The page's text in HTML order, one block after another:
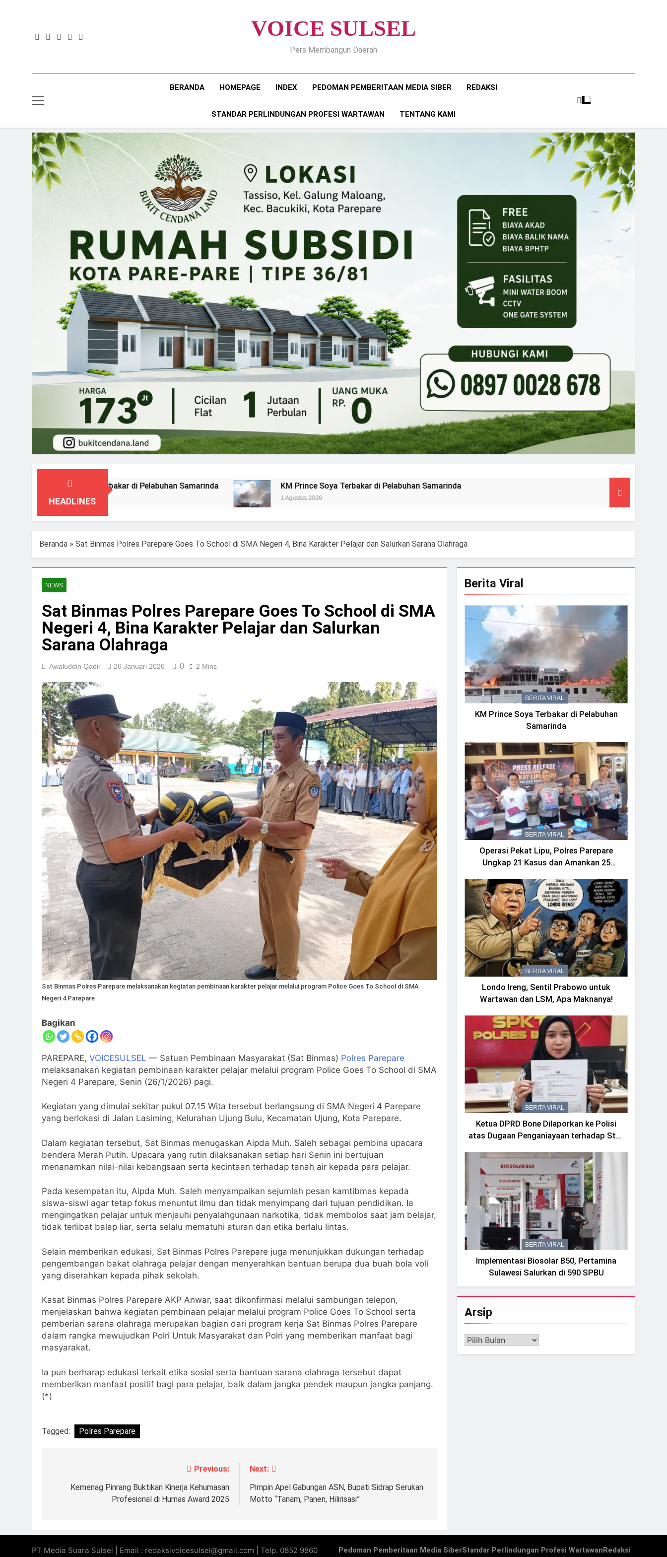
VOICE SULSEL
Pers Membangun Daerah
BERANDA HOMEPAGE INDEX PEDOMAN PEMBERITAAN MEDIA SIBER REDAKSI
STANDAR PERLINDUNGAN PROFESI WARTAWAN TENTANG KAMI
HEADLINES
KM Prince Soya Terbakar di Pelabuhan Samarinda KM Prince Soya Terbakar di Pelabuhan Samarinda
1 Agustus 2026
Beranda » Sat Binmas Polres Parepare Goes To School di SMA Negeri 4, Bina Karakter Pelajar dan Salurkan Sarana Olahraga
NEWS
Sat Binmas Polres Parepare Goes To School di SMA
Negeri 4, Bina Karakter Pelajar dan Salurkan
Sarana Olahraga
Awaluddin Qadir 26 Januari 2026 0 2 Mins
Sat Binmas Polres Parepare melaksanakan kegiatan pembinaan karakter pelajar melalui program Police Goes To School di SMA
Negeri 4 Parepare
Bagikan
PAREPARE, VOICESULSEL — Satuan Pembinaan Masyarakat (Sat Binmas) Polres Parepare
melaksanakan kegiatan pembinaan karakter pelajar melalui program Police Goes To School di SMA
Negeri 4 Parepare, Senin (26/1/2026) pagi.
Kegiatan yang dimulai sekitar pukul 07.15 Wita tersebut berlangsung di SMA Negeri 4 Parepare
yang berlokasi di Jalan Lasiming, Kelurahan Ujung Bulu, Kecamatan Ujung, Kota Parepare.
Dalam kegiatan tersebut, Sat Binmas menugaskan Aipda Muh. Saleh sebagai pembina upacara
bendera Merah Putih. Upacara yang rutin dilaksanakan setiap hari Senin ini bertujuan
menanamkan nilai-nilai kebangsaan serta kecintaan terhadap tanah air kepada para pelajar.
Pada kesempatan itu, Aipda Muh. Saleh menyampaikan sejumlah pesan kamtibmas kepada
siswa-siswi agar tetap fokus menuntut ilmu dan tidak menyimpang dari tujuan pendidikan. Ia
mengingatkan pelajar untuk menjauhi penyalahgunaan narkotika, tidak membolos saat jam belajar,
tidak terlibat balap liar, serta selalu mematuhi aturan dan etika berlalu lintas.
Selain memberikan edukasi, Sat Binmas Polres Parepare juga menunjukkan dukungan terhadap
pengembangan bakat olahraga pelajar dengan menyerahkan bantuan berupa dua buah bola voli
yang diserahkan kepada pihak sekolah.
Kasat Binmas Polres Parepare AKP Anwar, saat dikonfirmasi melalui sambungan telepon,
menjelaskan bahwa kegiatan pembinaan pelajar melalui program Police Goes To School serta
pemberian sarana olahraga merupakan bagian dari program kerja Sat Binmas Polres Parepare
dalam rangka mewujudkan Polri Untuk Masyarakat dan Polri yang memberikan manfaat bagi
masyarakat.
Ia pun berharap edukasi terkait etika sosial serta bantuan sarana olahraga tersebut dapat
memberikan manfaat positif bagi para pelajar, baik dalam jangka pendek maupun jangka panjang.
(*)
Tagged: Polres Parepare
Previous:
Kemenag Pinrang Buktikan Kinerja Kehumasan
Profesional di Humas Award 2025
Next:
Pimpin Apel Gabungan ASN, Bupati Sidrap Serukan
Motto “Tanam, Panen, Hilirisasi”
Berita Viral
BERITA VIRAL
KM Prince Soya Terbakar di Pelabuhan
Samarinda
BERITA VIRAL
Operasi Pekat Lipu, Polres Parepare
Ungkap 21 Kasus dan Amankan 25
BERITA VIRAL
Londo Ireng, Sentil Prabowo untuk
Wartawan dan LSM, Apa Maknanya!
BERITA VIRAL
Ketua DPRD Bone Dilaporkan ke Polisi
atas Dugaan Penganiayaan terhadap Staf
BERITA VIRAL
Implementasi Biosolar B50, Pertamina
Sulawesi Salurkan di 590 SPBU
Arsip
Arsip
PT Media Suara Sulsel | Email : redaksivoicesulsel@gmail.com | Telp. 0852 9860
Pedoman Pemberitaan Media SiberStandar Perlindungan Profesi Wartawan Redaksi